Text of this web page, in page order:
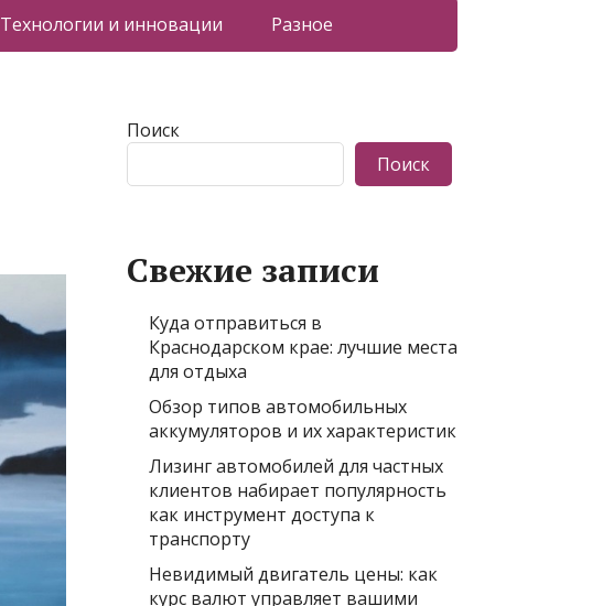
Технологии и инновации Разное
Поиск
Поиск
Свежие записи
Куда отправиться в
Краснодарском крае: лучшие места
для отдыха
Обзор типов автомобильных
аккумуляторов и их характеристик
Лизинг автомобилей для частных
клиентов набирает популярность
как инструмент доступа к
транспорту
Невидимый двигатель цены: как
курс валют управляет вашими